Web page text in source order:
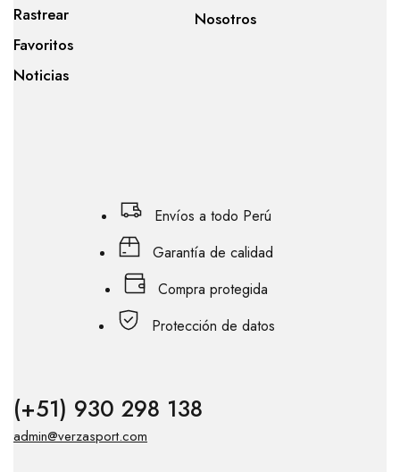
Rastrear
Favoritos
Noticias
Nosotros
Envíos a todo Perú
Garantía de calidad
Compra protegida
Protección de datos
(+51) 930 298 138
admin@verzasport.com